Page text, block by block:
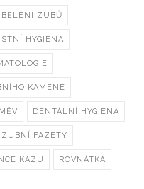
BĚLENÍ ZUBŮ
HYGIENA
KAMENE
DENTÁLNÍ HYGIENA
ZUBNÍ FAZETY
KAZU ROVNÁTKA